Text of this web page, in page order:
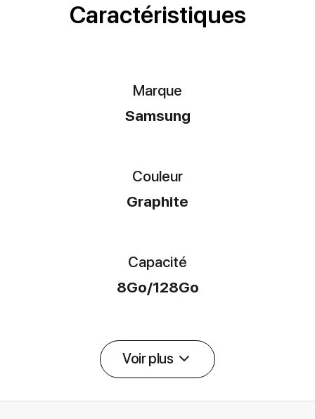
Caractéristiques
Marque
Samsung
Couleur
Graphite
Capacité
8Go/128Go
Voir plus